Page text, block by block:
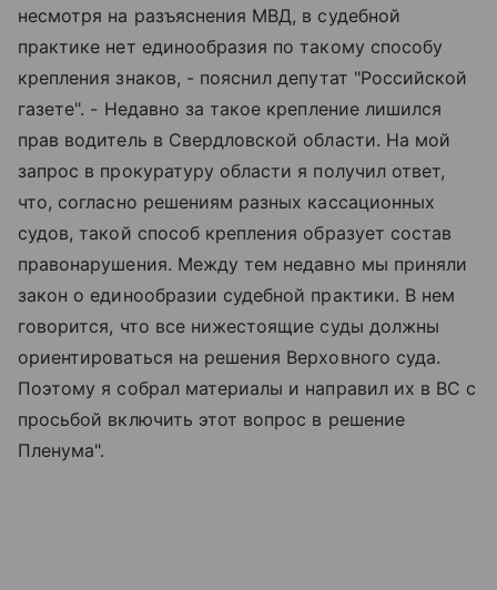
несмотря на разъяснения МВД, в судебной
практике нет единообразия по такому способу
крепления знаков, - пояснил депутат "Российской
газете". - Недавно за такое крепление лишился
прав водитель в Свердловской области. На мой
запрос в прокуратуру области я получил ответ,
что, согласно решениям разных кассационных
судов, такой способ крепления образует состав
правонарушения. Между тем недавно мы приняли
закон о единообразии судебной практики. В нем
говорится, что все нижестоящие суды должны
ориентироваться на решения Верховного суда.
Поэтому я собрал материалы и направил их в ВС с
просьбой включить этот вопрос в решение
Пленума".